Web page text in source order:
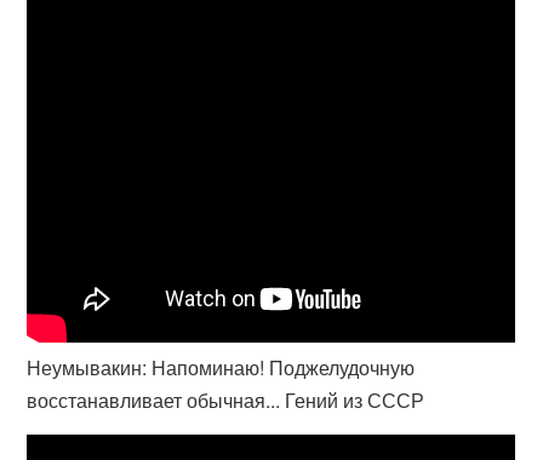
Неумывакин: Напоминаю! Поджелудочную
восстанавливает обычная... Гений из СССР